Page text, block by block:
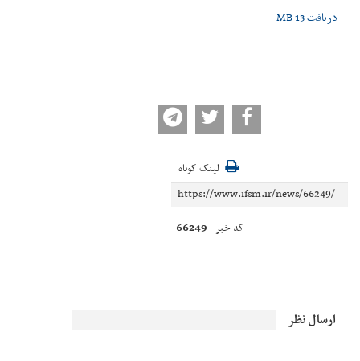
دریافت13 MB
لینک کوتاه
کد خبر 66249
ارسال نظر